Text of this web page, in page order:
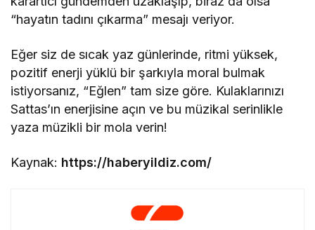
“hayatın tadını çıkarma” mesajı veriyor.
Eğer siz de sıcak yaz günlerinde, ritmi yüksek,
pozitif enerji yüklü bir şarkıyla moral bulmak
istiyorsanız, “Eğlen” tam size göre. Kulaklarınızı
Sattas’ın enerjisine açın ve bu müzikal serinlikle
yaza müzikli bir mola verin!
Kaynak: https://haberyildiz.com/